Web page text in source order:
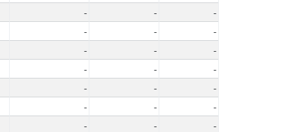
- -
-
- -
-
- -
-
- -
-
- -
-
- -
-
- -
-